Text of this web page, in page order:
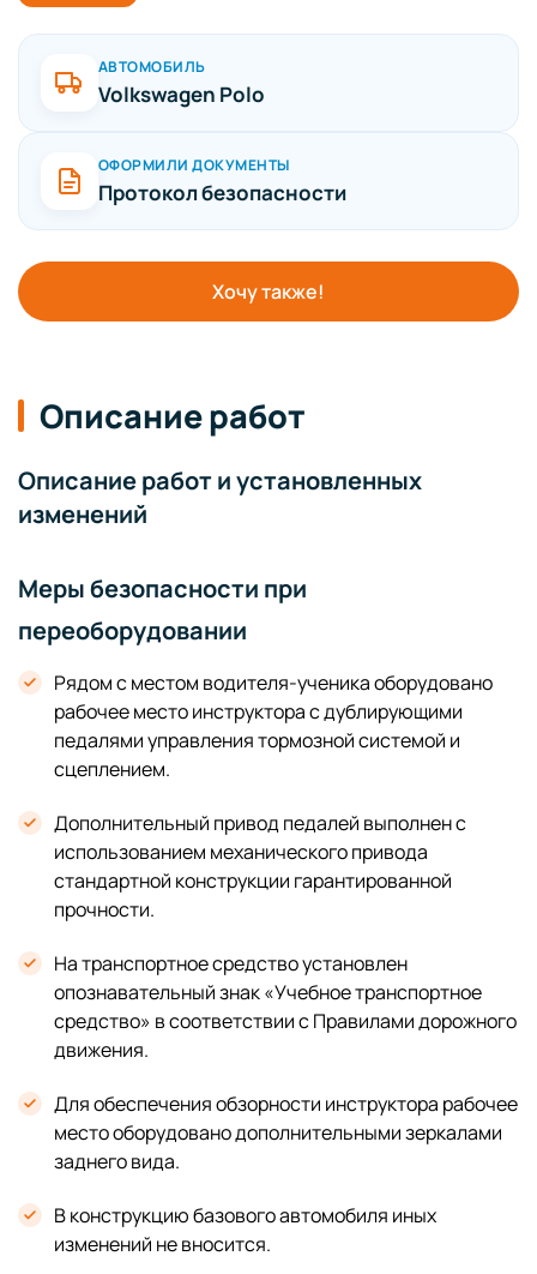
АВТОМОБИЛЬ
Volkswagen Polo
ОФОРМИЛИ ДОКУМЕНТЫ
Протокол безопасности
Хочу также!
Описание работ
Описание работ и установленных
изменений
Меры безопасности при
переоборудовании
Рядом с местом водителя-ученика оборудовано
рабочее место инструктора с дублирующими
педалями управления тормозной системой и
сцеплением.
Дополнительный привод педалей выполнен с
использованием механического привода
стандартной конструкции гарантированной
прочности.
На транспортное средство установлен
опознавательный знак «Учебное транспортное
средство» в соответствии с Правилами дорожного
движения.
Для обеспечения обзорности инструктора рабочее
место оборудовано дополнительными зеркалами
заднего вида.
В конструкцию базового автомобиля иных
изменений не вносится.